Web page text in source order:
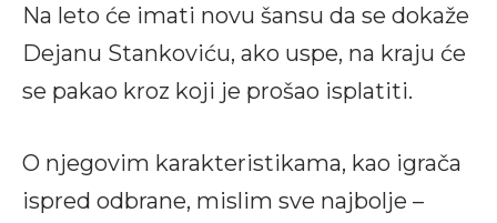
Na leto će imati novu šansu da se dokaže
Dejanu Stankoviću, ako uspe, na kraju će
se pakao kroz koji je prošao isplatiti.
O njegovim karakteristikama, kao igrača
ispred odbrane, mislim sve najbolje –